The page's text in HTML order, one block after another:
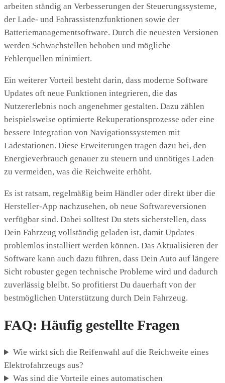
arbeiten ständig an Verbesserungen der Steuerungssysteme,
der Lade- und Fahrassistenzfunktionen sowie der
Batteriemanagementsoftware. Durch die neuesten Versionen
werden Schwachstellen behoben und mögliche
Fehlerquellen minimiert.
Ein weiterer Vorteil besteht darin, dass moderne Software
Updates oft neue Funktionen integrieren, die das
Nutzererlebnis noch angenehmer gestalten. Dazu zählen
beispielsweise optimierte Rekuperationsprozesse oder eine
bessere Integration von Navigationssystemen mit
Ladestationen. Diese Erweiterungen tragen dazu bei, den
Energieverbrauch genauer zu steuern und unnötiges Laden
zu vermeiden, was die Reichweite erhöht.
Es ist ratsam, regelmäßig beim Händler oder direkt über die
Hersteller-App nachzusehen, ob neue Softwareversionen
verfügbar sind. Dabei solltest Du stets sicherstellen, dass
Dein Fahrzeug vollständig geladen ist, damit Updates
problemlos installiert werden können. Das Aktualisieren der
Software kann auch dazu führen, dass Dein Auto auf längere
Sicht robuster gegen technische Probleme wird und dadurch
zuverlässig bleibt. So profitierst Du dauerhaft von der
bestmöglichen Unterstützung durch Dein Fahrzeug.
FAQ: Häufig gestellte Fragen
Wie wirkt sich die Reifenwahl auf die Reichweite eines
Elektrofahrzeugs aus?
Was sind die Vorteile eines automatischen